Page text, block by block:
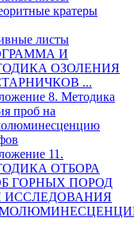
кратеры
листы
И
ОЗОЛЕНИЯ
...
8. Методика
проб на
11.
ОТБОРА
ГОРНЫХ ПОРОД
ИССЛЕДОВАНИЯ